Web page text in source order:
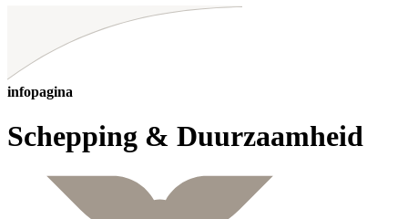
infopagina
Schepping & Duurzaamheid